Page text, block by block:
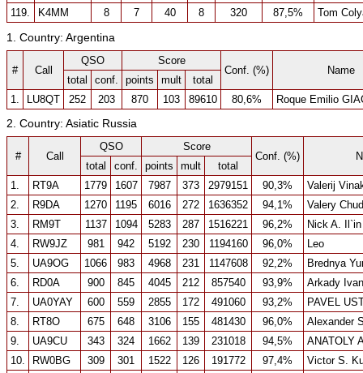
119.
K4MM 8 7 40 8 320 87,5% Tom
1. Country: Argentina
# Call
QSO
Score
Conf. (%)
Name
total
conf. points mult
total
1.
LU8QT 252 203 870 103 89610 80,6% Roque Emilio
2. Country: Asiatic Russia
# Call
QSO
Score
Conf. (%)
total
conf. points mult
total
1.
RT9A 1779 1607 7987 373 2979151 90,3%
Valerij
2.
R9DA 1270 1195 6016 272 1636352 94,1%
Valery
3.
RM9T 1137 1094 5283 287 1516221 96,2%
Nick A. Il`in
4.
RW9JZ 981 942 5192 230 1194160 96,0%
Leo
5.
UA9OG 1066 983 4968 231 1147608 92,2%
Brednya
6.
RD0A 900 845 4045 212 857540 93,9%
Arkady
7.
UA0YAY 600 559 2855 172 491060 93,2%
PAVEL
8.
RT8O 675 648 3106 155 481430 96,0%
Alexander
9.
UA9CU 343 324 1662 139 231018 94,5%
ANATOLY
10.
RW0BG 309 301 1522 126 191772 97,4%
Victor S.